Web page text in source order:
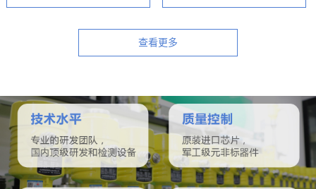
查看更多